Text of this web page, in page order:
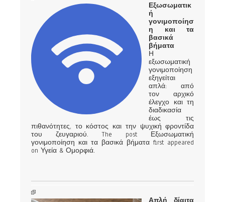
Εξωσωματικ
ή
γονιμοποίησ
η και τα
βασικά
βήματα
Η
εξωσωματική
γονιμοποίηση
εξηγείται
απλά: από
τον αρχικό
έλεγχο και τη
διαδικασία
έως τις
πιθανότητες, το κόστος και την ψυχική φροντίδα
του ζευγαριού. The post Εξωσωματική
γονιμοποίηση και τα βασικά βήματα first appeared
on Υγεία & Ομορφιά.